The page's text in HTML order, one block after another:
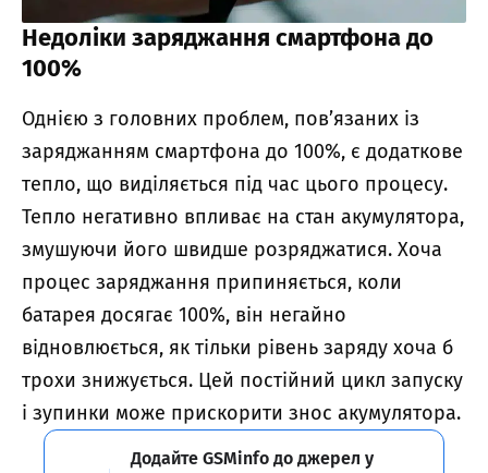
Недоліки заряджання смартфона до
100%
Однією з головних проблем, пов’язаних із
заряджанням смартфона до 100%, є додаткове
тепло, що виділяється під час цього процесу.
Тепло негативно впливає на стан акумулятора,
змушуючи його швидше розряджатися. Хоча
процес заряджання припиняється, коли
батарея досягає 100%, він негайно
відновлюється, як тільки рівень заряду хоча б
трохи знижується. Цей постійний цикл запуску
і зупинки може прискорити знос акумулятора.
Додайте GSMinfo до джерел у